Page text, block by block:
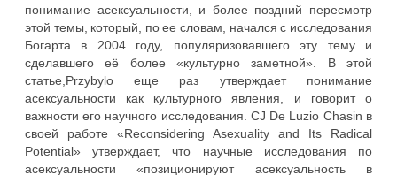
понимание асексуальности, и более поздний пересмотр
этой темы, который, по ее словам, начался с исследования
Богарта в 2004 году, популяризовавшего эту тему и
сделавшего её более «культурно заметной». В этой
статье,Przybylo еще раз утверждает понимание
асексуальности как культурного явления, и говорит о
важности его научного исследования. CJ De Luzio Chasin в
своей работе «Reconsidering Asexuality and Its Radical
Potential» утверждает, что научные исследования по
асексуальности «позиционируют асексуальность в